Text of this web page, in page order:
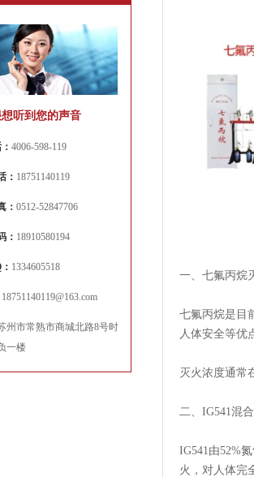
一、七氟丙烷
七氟丙烷是目
人体安全等优
灭火浓度通常
二、IG541混
IG541由52%
火，对人体完
听到您的声音
4006-598-119
： 18751140119
： 0512-52847706
： 18910580194
1334605518
18751140119@163.com
州市常熟市商城北路8号时
一楼